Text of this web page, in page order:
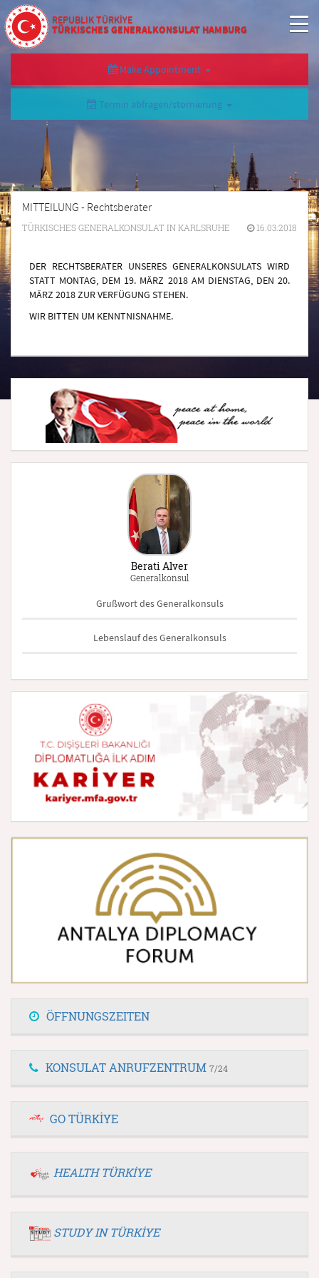
REPUBLIK TÜRKİYE
TÜRKISCHES GENERALKONSULAT HAMBURG
Make Appointment
Termin abfragen/stornierung
MITTEILUNG - Rechtsberater
TÜRKISCHES GENERALKONSULAT IN KARLSRUHE 16.03.2018
DER RECHTSBERATER UNSERES GENERALKONSULATS WIRD
STATT MONTAG, DEM 19. MÄRZ 2018 AM DIENSTAG, DEN 20.
MÄRZ 2018 ZUR VERFÜGUNG STEHEN.
WIR BITTEN UM KENNTNISNAHME.
Berati Alver
Generalkonsul
Grußwort des Generalkonsuls
Lebenslauf des Generalkonsuls
ÖFFNUNGSZEITEN
KONSULAT ANRUFZENTRUM 7/24
GO TÜRKİYE
HEALTH TÜRKİYE
STUDY IN TÜRKİYE